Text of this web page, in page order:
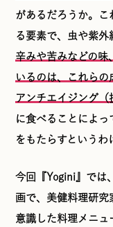
があるだろうか。こ
る要素で、虫や紫
辛みや苦みなどの味
いるのは、これら
アンチエイジング
に食べることによ
をもたらすというわ
今回『Yogini』では、
画で、美健料理研究
意識した料理メニュ